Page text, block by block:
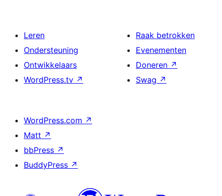
Leren
Ondersteuning
Ontwikkelaars
WordPress.tv ↗
Raak betrokken
Evenementen
Doneren ↗
Swag ↗
WordPress.com ↗
Matt ↗
bbPress ↗
BuddyPress ↗